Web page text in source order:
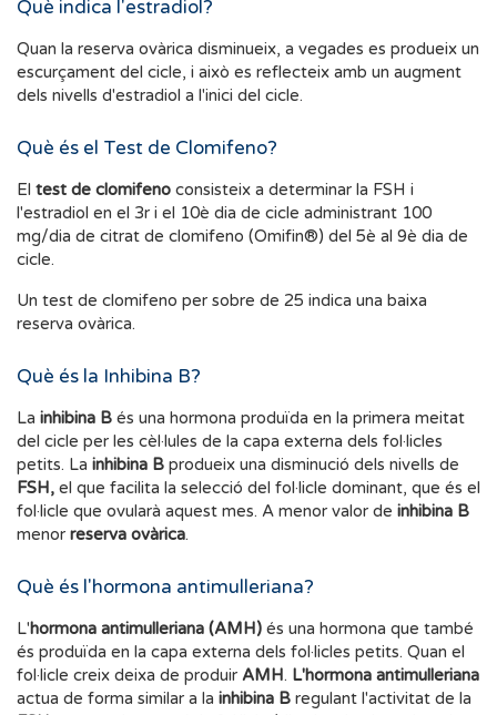
Què indica l'estradiol?
Quan la reserva ovàrica disminueix, a vegades es produeix un
escurçament del cicle, i això es reflecteix amb un augment
dels nivells d'estradiol a l'inici del cicle.
Què és el Test de Clomifeno?
El test de clomifeno consisteix a determinar la FSH i
l'estradiol en el 3r i el 10è dia de cicle administrant 100
mg/dia de citrat de clomifeno (Omifin®) del 5è al 9è dia de
cicle.
Un test de clomifeno per sobre de 25 indica una baixa
reserva ovàrica.
Què és la Inhibina B?
La inhibina B és una hormona produïda en la primera meitat
del cicle per les cèl·lules de la capa externa dels fol·licles
petits. La inhibina B produeix una disminució dels nivells de
FSH, el que facilita la selecció del fol·licle dominant, que és el
fol·licle que ovularà aquest mes. A menor valor de inhibina B
menor reserva ovàrica.
Què és l'hormona antimulleriana?
L'hormona antimulleriana (AMH) és una hormona que també
és produïda en la capa externa dels fol·licles petits. Quan el
fol·licle creix deixa de produir AMH. L'hormona antimulleriana
actua de forma similar a la inhibina B regulant l'activitat de la